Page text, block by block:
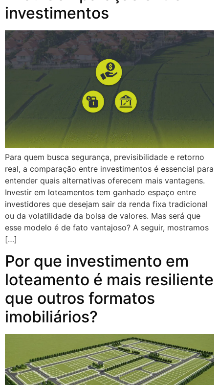
investimentos
Para quem busca segurança, previsibilidade e retorno
real, a comparação entre investimentos é essencial para
entender quais alternativas oferecem mais vantagens.
Investir em loteamentos tem ganhado espaço entre
investidores que desejam sair da renda fixa tradicional
ou da volatilidade da bolsa de valores. Mas será que
esse modelo é de fato vantajoso? A seguir, mostramos
[…]
Por que investimento em
loteamento é mais resiliente
que outros formatos
imobiliários?